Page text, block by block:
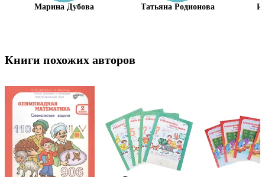
Марина Дубова Татьяна Родионова
Книги похожих авторов